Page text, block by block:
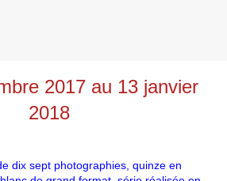
2017 au 13 janvier
2018
dix sept photographies, quinze en